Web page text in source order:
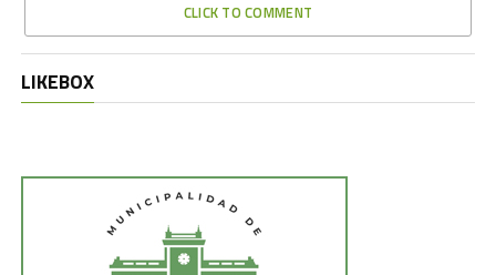
CLICK TO COMMENT
LIKEBOX